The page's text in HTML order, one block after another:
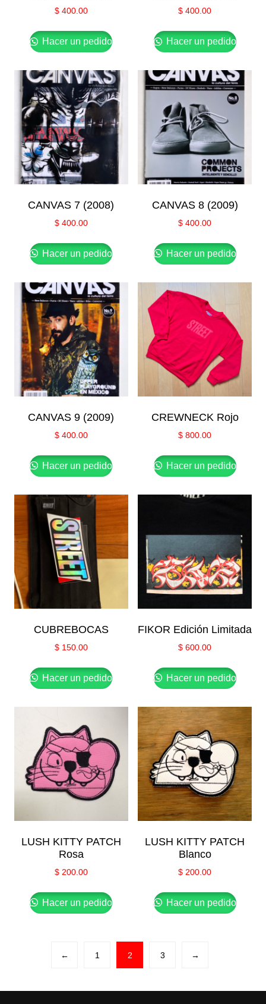
$400.00
Hacer un pedido
$ 400.00
Hacer un pedido
CANVAS 7 (2008)
$400.00
Hacer un pedido
CANVAS 8 (2009)
$ 400.00
Hacer un pedido
CANVAS 9 (2009)
$400.00
Hacer un pedido
CREWNECK Rojo
$ 800.00
Hacer un pedido
CUBREBOCAS
$150.00
Hacer un pedido
FIKOR Edición Limitada
$ 600.00
Hacer un pedido
LUSH KITTY PATCH
Rosa
$200.00
Hacer un pedido
LUSH KITTY PATCH
Blanco
$ 200.00
Hacer un pedido
← 1 2 3 →